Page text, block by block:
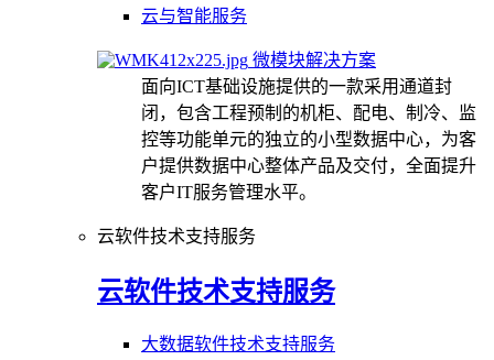
云与智能服务
微模块解决方案
面向ICT基础设施提供的一款采用通道封
闭，包含工程预制的机柜、配电、制冷、监
控等功能单元的独立的小型数据中心，为客
户提供数据中心整体产品及交付，全面提升
客户IT服务管理水平。
云软件技术支持服务
云软件技术支持服务
大数据软件技术支持服务